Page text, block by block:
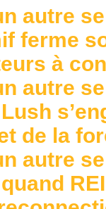
autre
ferme
à
autre
de la
autre